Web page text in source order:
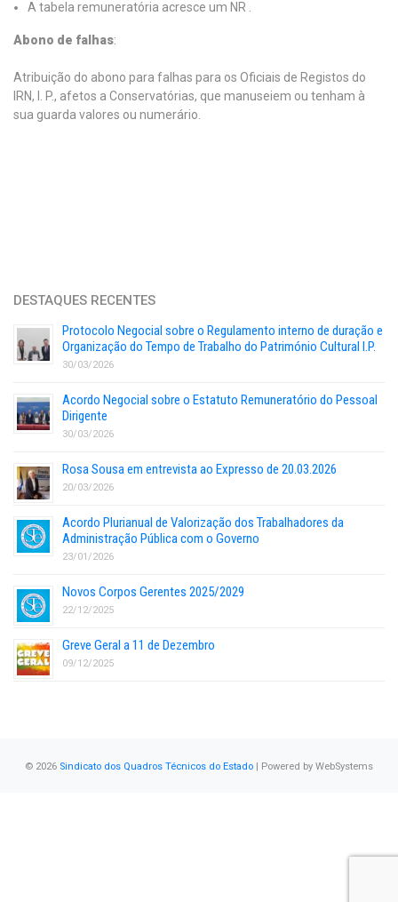
A tabela remuneratória acresce um NR .
Abono de falhas:
Atribuição do abono para falhas para os Oficiais de Registos do
IRN, I. P., afetos a Conservatórias, que manuseiem ou tenham à
sua guarda valores ou numerário.
DESTAQUES RECENTES
Protocolo Negocial sobre o Regulamento interno de duração e
Organização do Tempo de Trabalho do Património Cultural I.P.
30/03/2026
Acordo Negocial sobre o Estatuto Remuneratório do Pessoal
Dirigente
30/03/2026
Rosa Sousa em entrevista ao Expresso de 20.03.2026
20/03/2026
Acordo Plurianual de Valorização dos Trabalhadores da
Administração Pública com o Governo
23/01/2026
Novos Corpos Gerentes 2025/2029
22/12/2025
Greve Geral a 11 de Dezembro
09/12/2025
© 2026 Sindicato dos Quadros Técnicos do Estado | Powered by WebSystems